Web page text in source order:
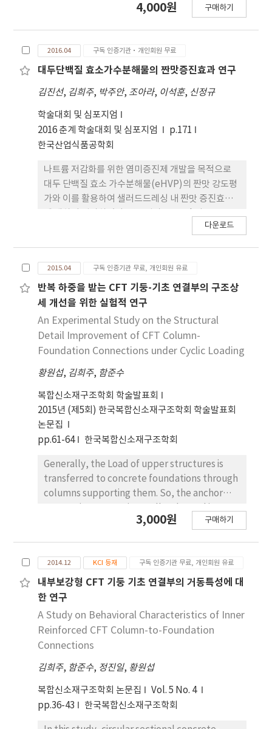
suggested based on data measured by
starch syrup and it is widely enjoyed as simple
of taro having high nutritional values, taro
matang was prepared by varying the types of
properties were investigated. The taro
matang was prepared by mixing corn starch,
sweet potato starch, potato starch, and
sticky rice starch with taro. The chromaticity
the results showed that the corn starch taro
matang was the brightest (L=40.48±1.17) and
the potato starch matang was the darkest
(L=33.81±1.33). The pH of the taro matang
samples were within the range of 6.16-6.26
samples were measured. The hardness and
fracturability of the sweet potato starch taro
matang were the highest at 3,414.79 and
1,570.03, respectively. The springiness and
chewiness of the corn starch taro matang
were the highest at 0.95 and 1,773.24,
properties and preference, the taro matang
samples having lower hardness and brighter
chromaticity were preferred. The preference
for the flavor, crispness, softness, taste, and
overall preference of the potato starch taro
matang were the highest. Therefore, taro
matang prepared as snack or dessert by
mixing with potato starch may satisfy
consumers’ demand.
4,000원 구매하기
2016.04 구독 인증기관·개인회원 무료
대두단백질 효소가수분해물의 짠맛증진효과 연구
김진선, 김희주, 박주안, 조아라, 이석훈, 신정규
학술대회 및 심포지엄
2016 춘계 학술대회 및 심포지엄
p.171
한국산업식품공학회
나트륨 저감화를 위한 염미증진제 개발을 목적으로
대두 단백질 효소 가수분해물(eHVP)의 짠맛 강도평
가와 이를 활용하여 샐러드드레싱 내 짠맛 증진효과
mmol, 40 mmol, 50 mmol 용액에 가수분해물을
15-22%, 40 mmol은 6-48%, 50 mmol에서는 5-
39%의 증진효과를 나타내었다. 이를 바탕으로 샐러
드드레싱에 NaCl 2.0%를 기준으로 eHVP를 0.1%,
0.5%, 1.0%, 1.5% 첨가하여 짠맛강도를 평가하였으
며, 그 결과 대조구와 비교하였을 때 농도별로 약
31%, 29%, 43%, 52%의 증진효과를 나타내었으
며, 기호도는 0.5% 첨가구에서 가장 높게 나타났다.
샐 러드드레싱의 색도는 L, a, b값 모두 0.5% 첨가구
까지는 증가하다가 이후부터는 감소하는 경향을 보였
으며, pH는 대 조구 2.87 ± 0.05, 0.1% 첨가구 2.97
± 0.03, 0.5% 첨가구 3.03 ± 0.06, 1.0% 첨가구
첨가량이 증가할수록 산도가 높아지는 경향을 나타내
었다. 결과를 종합하여 봤을 때, 드레싱 안의 발사믹
식 초의 신맛이 대두 단백질 특유의 쓴맛을 감소시키
면서 짠맛증진 효과가 나타난 것으로 생각된다.
다운로드
2015.04 구독 인증기관 무료, 개인회원 유료
반복 하중을 받는 CFT 기둥-기초 연결부의 구조상
세 개선을 위한 실험적 연구
An Experimental Study on the Structural
Detail Improvement of CFT Column-
Foundation Connections under Cyclic Loading
황원섭, 김희주, 함준수
복합신소재구조학회 학술발표회
2015년 (제5회) 한국복합신소재구조학회 학술발표회
논문집
pp.61-64
한국복합신소재구조학회
Generally, the Load of upper structures is
transferred to concrete foundations through
columns supporting them. So, the anchor
order to connect the columns and the
be designed with enough stiffness. This study
was experimentally conducted to effectively
improve the structural detail of circular CFT
column-foundation connections, to which
axial and lateral load simultaneously apply.
For this study, the test specimen with a
specimens with the high-tension bolt and
inner reinforcement were fabricated. In
addition, double base plates were adopted
to have the enough stiffness of connections.
3,000원 구매하기
2014.12 KCI 등재 구독 인증기관 무료, 개인회원 유료
내부보강형 CFT 기둥 기초 연결부의 거동특성에 대
한 연구
A Study on Behavioral Characteristics of Inner
Reinforced CFT Column-to-Foundation
Connections
김희주, 함준수, 정진일, 황원섭
복합신소재구조학회 논문집
Vol. 5 No. 4
pp.36-43
한국복합신소재구조학회